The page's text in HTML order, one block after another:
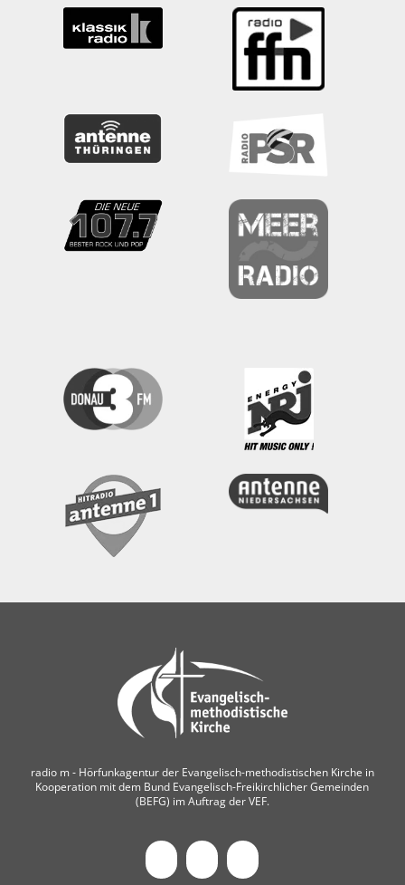
radio m ‐ Hörfunkagentur der Evangelisch-methodistischen Kirche in
Kooperation mit dem Bund Evangelisch-Freikirchlicher Gemeinden
(BEFG) im Auftrag der VEF.